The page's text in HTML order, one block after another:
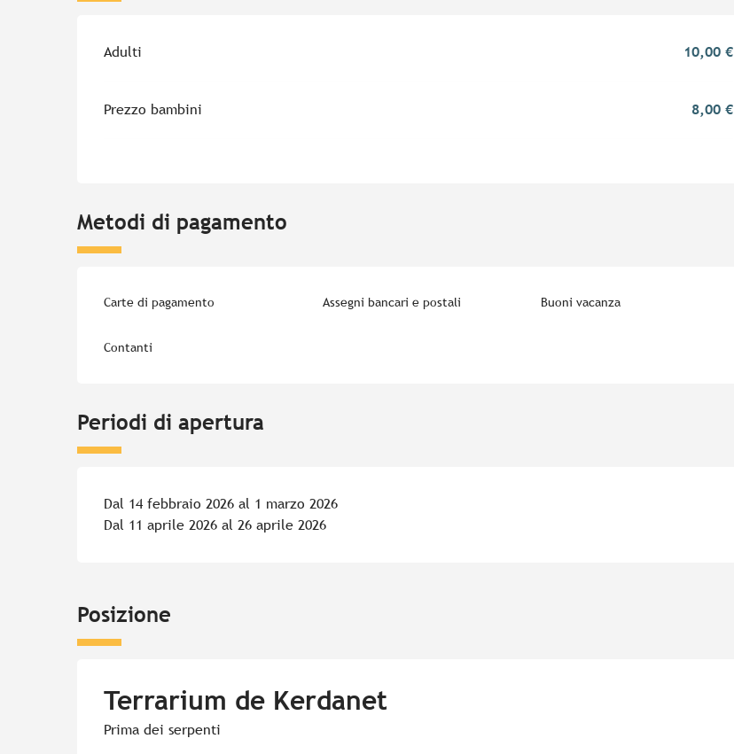
Tariffe 2026
Adulti 10,00 €
Prezzo bambini 8,00 €
Metodi di pagamento
Carte di pagamento Assegni bancari e postali Buoni vacanza
Contanti
Periodi di apertura
Dal 14 febbraio 2026 al 1 marzo 2026
Dal 11 aprile 2026 al 26 aprile 2026
Posizione
Terrarium de Kerdanet
Prima dei serpenti